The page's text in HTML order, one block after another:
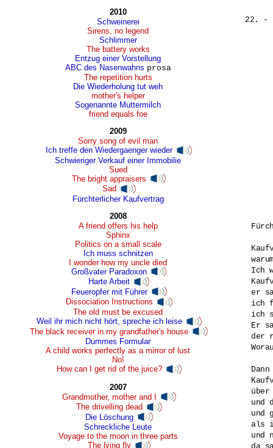
2010
Schweinerei
Sirens, no legend
Schlimmer
The battery works
Entzug einer Vorstellung
ABC des Nasenwahns prosa
The repetition hurts
Die Wiederholung tut weh
mother's helper
Sogenannte Muttermilch
friend equals foe
2009
Sorry song of evil man
Ich treffe den Wiedergaenger wieder
Schwieriger Verkauf einer Immobilie
Sued
The bright appraisers
Sad
Fürchterlicher Kaufvertrag
2008
A friend offers his help
Sphinx
Politics on a small scale
Ich muss schnitzen
I wonder how my uncle died
Großvater Paradoxon
Harte Arbeit
Feueropfer mit Führer
Dissociation Instructions
The old must be excused
Weil ihr mich nicht hört, spreche ich leise
The black receiver in my grandfather's house
Dummes Formular
A child works perfectly as a mirror of lust
No!
How can I get rid of the juice?
2007
Grandmother, mother and I
The drivelling dead
Die Löschung
Schreckliche Leute
Voyage to the moon in three parts
The lying fly
22. -
Ich
er
ich
ich
Er
der
und
und
als
und